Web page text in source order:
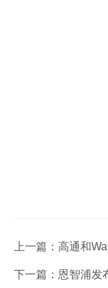
上一篇： 高通和
下一篇： 恩智浦发